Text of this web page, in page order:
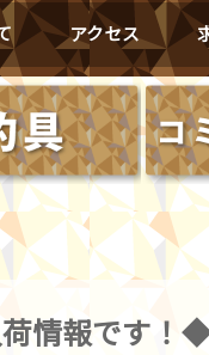
アクセス
荷情報です！